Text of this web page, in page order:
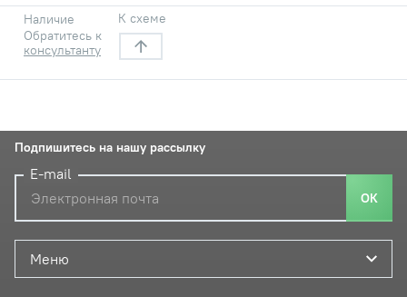
Наличие
Обратитесь к
консультанту
К схеме
Меню
Подпишитесь на нашу рассылку
E-mail
ОК